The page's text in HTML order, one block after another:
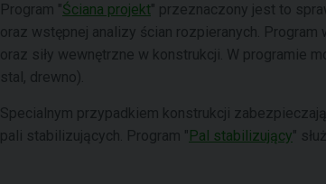
Program "Ściana projekt" przeznaczony jest to
oraz wstępnej analizy ścian rozpieranych.
oraz siły wewnętrzne w konstrukcji. W programie
stal, drewno).
Specialnym przypadkiem konstrukcji
pali stabilizujących. Program "Pal stabilizujący"